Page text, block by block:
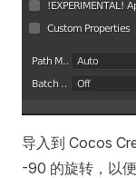
导入到 Cocos
-90 的旋转，以